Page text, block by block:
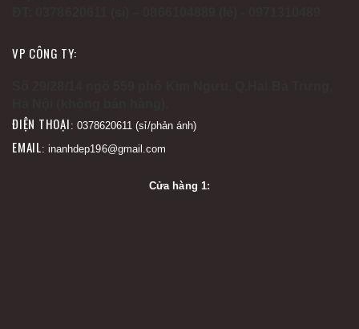
VP CÔNG TY:
ĐIỆN THOẠI : 0378620611 (sỉ/phản ánh)
EMAIL: inanhdep196@gmail.com
Cửa hàng 1: